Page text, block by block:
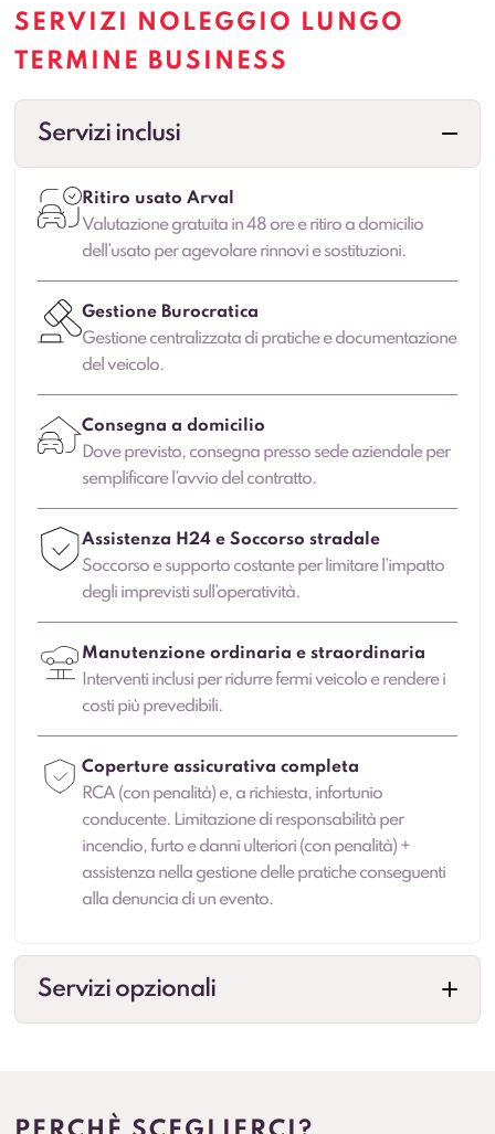
SERVIZI NOLEGGIO LUNGO
TERMINE BUSINESS
Servizi inclusi
Ritiro usato Arval
Valutazione gratuita in 48 ore e ritiro a domicilio
dell’usato per agevolare rinnovi e sostituzioni.
Gestione Burocratica
Gestione centralizzata di pratiche e documentazione
del veicolo.
Consegna a domicilio
Dove previsto, consegna presso sede aziendale per
semplificare l’avvio del contratto.
Assistenza H24 e Soccorso stradale
Soccorso e supporto costante per limitare l’impatto
degli imprevisti sull’operatività.
Manutenzione ordinaria e straordinaria
Interventi inclusi per ridurre fermi veicolo e rendere i
costi più prevedibili.
Coperture assicurativa completa
RCA (con penalità) e, a richiesta, infortunio
conducente. Limitazione di responsabilità per
incendio, furto e danni ulteriori (con penalità) +
assistenza nella gestione delle pratiche conseguenti
alla denuncia di un evento.
Servizi opzionali